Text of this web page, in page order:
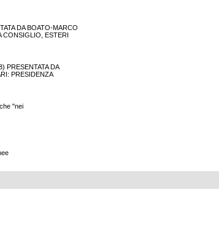
DA BOATO-MARCO
CONSIGLIO, ESTERI
PRESENTATA DA
PRESIDENZA
"nei